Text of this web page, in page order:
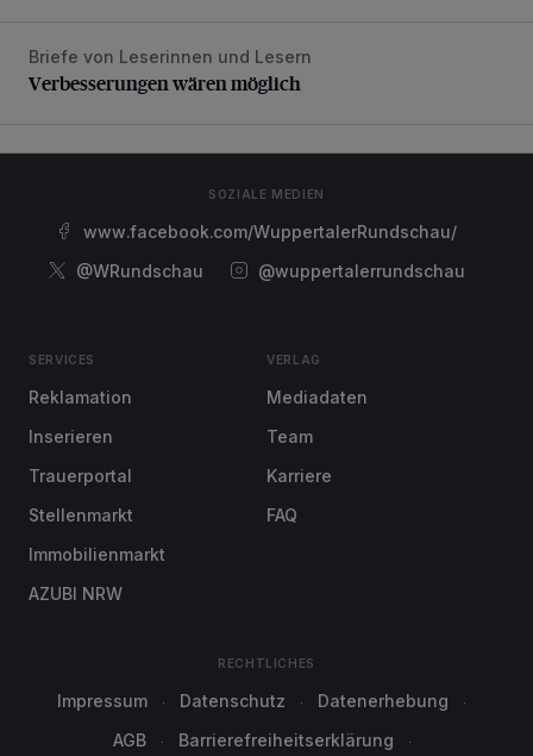
Verbesserungen wären möglich
Briefe von Leserinnen und Lesern
Verbesserungen wären möglich
SOZIALE MEDIEN
www.facebook.com/WuppertalerRundschau/
@WRundschau
@wuppertalerrundschau
SERVICES
Reklamation
Inserieren
Trauerportal
Stellenmarkt
Immobilienmarkt
AZUBI NRW
VERLAG
Mediadaten
Team
Karriere
FAQ
RECHTLICHES
Impressum Datenschutz
Datenerhebung
AGB
Barrierefreiheitserklärung